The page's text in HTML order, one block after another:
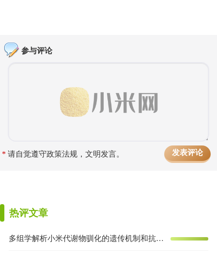
参与评论
* 请自觉遵守政策法规，文明发言。
热评文章
多组学解析小米代谢物驯化的遗传机制和抗炎效果